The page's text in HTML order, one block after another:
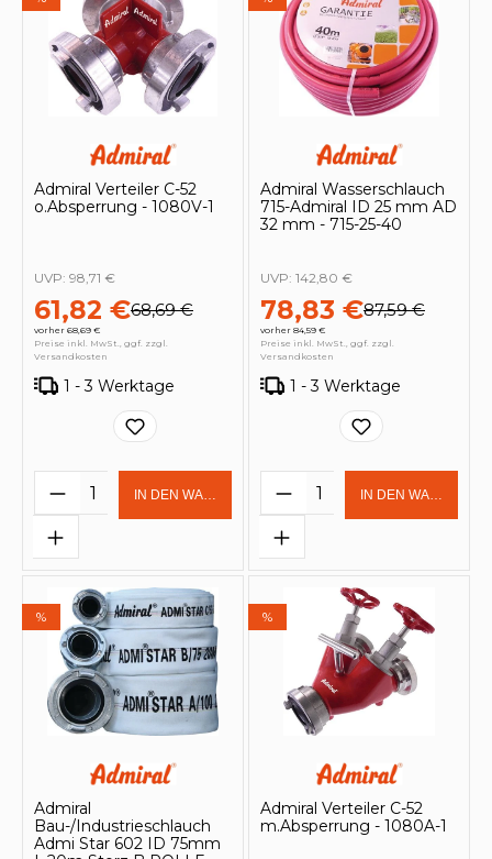
Admiral Verteiler C-52
o.Absperrung - 1080V-1
61,82 €68,69 €
vorher 68,69 €
UVP: 98,71 €
Preise inkl. MwSt., ggf. zzgl.
Versandkosten
1 - 3 Werktage
Produkt Anzahl: Gib den
IN DEN WARENKORB
Admiral Wasserschlauch
715-Admiral ID 25 mm AD
32 mm - 715-25-40
78,83 €87,59 €
vorher 84,59 €
UVP: 142,80 €
Preise inkl. MwSt., ggf. zzgl.
Versandkosten
1 - 3 Werktage
Produkt Anzahl:
IN DEN
%
Admiral
Bau-/Industrieschlauch
Admi Star 602 ID 75mm
%
Admiral Verteiler C-52
m.Absperrung - 1080A-1